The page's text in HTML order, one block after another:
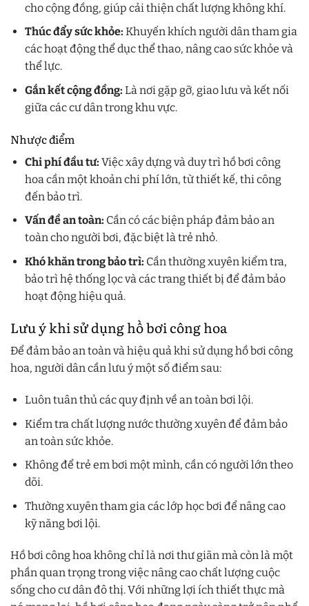
cho cộng đồng, giúp cải thiện chất lượng không khí.
Thúc đẩy sức khỏe: Khuyến khích người dân tham gia
các hoạt động thể dục thể thao, nâng cao sức khỏe và
thể lực.
Gắn kết cộng đồng: Là nơi gặp gỡ, giao lưu và kết nối
giữa các cư dân trong khu vực.
Nhược điểm
Chi phí đầu tư: Việc xây dựng và duy trì hồ bơi công
hoa cần một khoản chi phí lớn, từ thiết kế, thi công
đến bảo trì.
Vấn đề an toàn: Cần có các biện pháp đảm bảo an
toàn cho người bơi, đặc biệt là trẻ nhỏ.
Khó khăn trong bảo trì: Cần thường xuyên kiểm tra,
bảo trì hệ thống lọc và các trang thiết bị để đảm bảo
hoạt động hiệu quả.
Lưu ý khi sử dụng hồ bơi công hoa
Để đảm bảo an toàn và hiệu quả khi sử dụng hồ bơi công
hoa, người dân cần lưu ý một số điểm sau:
Luôn tuân thủ các quy định về an toàn bơi lội.
Kiểm tra chất lượng nước thường xuyên để đảm bảo
an toàn sức khỏe.
Không để trẻ em bơi một mình, cần có người lớn theo
dõi.
Thường xuyên tham gia các lớp học bơi để nâng cao
kỹ năng bơi lội.
Hồ bơi công hoa không chỉ là nơi thư giãn mà còn là một
phần quan trọng trong việc nâng cao chất lượng cuộc
sống cho cư dân đô thị. Với những lợi ích thiết thực mà